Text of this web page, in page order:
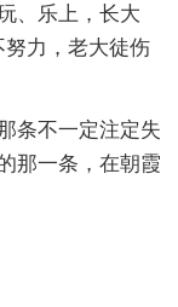
、乐上，长大
力，老大徒伤
条不一定注定失
那一条，在朝霞